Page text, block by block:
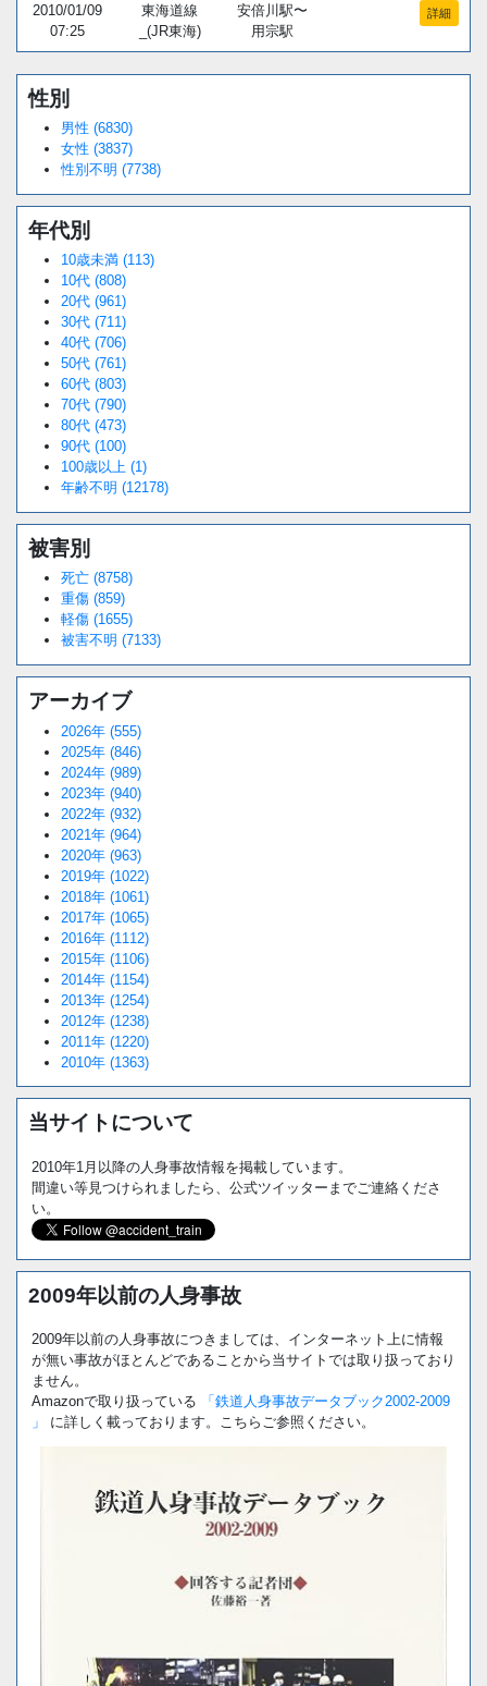
2010/01/09
07:25
東海道線
_(JR東海)
安倍川駅〜
用宗駅
詳細
Unmute
性別
男性 (6830)
女性 (3837)
性別不明 (7738)
年代別
10歳未満 (113)
10代 (808)
20代 (961)
30代 (711)
40代 (706)
50代 (761)
60代 (803)
70代 (790)
80代 (473)
90代 (100)
100歳以上 (1)
年齢不明 (12178)
被害別
死亡 (8758)
重傷 (859)
軽傷 (1655)
被害不明 (7133)
アーカイブ
2026年 (555)
2025年 (846)
2024年 (989)
2023年 (940)
2022年 (932)
2021年 (964)
2020年 (963)
2019年 (1022)
2018年 (1061)
2017年 (1065)
2016年 (1112)
2015年 (1106)
2014年 (1154)
2013年 (1254)
2012年 (1238)
2011年 (1220)
2010年 (1363)
当サイトについて
2010年1月以降の人身事故情報を掲載しています。
間違い等見つけられましたら、公式ツイッターまでご連絡くださ
い。
2009年以前の人身事故
2009年以前の人身事故につきましては、インターネット上に情報
が無い事故がほとんどであることから当サイトでは取り扱っており
ません。
Amazonで取り扱っている
「鉄道人身事故データブック2002-2009
」
に詳しく載っております。こちらご参照ください。